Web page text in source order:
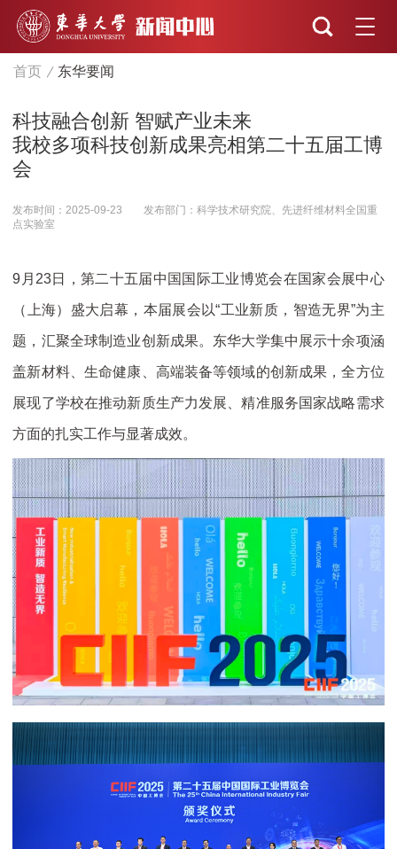
首页 东华要闻
科技融合创新 智赋产业未来
我校多项科技创新成果亮相第二十五届工博
会
发布时间：2025-09-23
发布部门：科学技术研究院、先进纤维材料全国重
点实验室
9月23日，第二十五届中国国际工业博览会在国家会展中心
（上海）盛大启幕，本届展会以“工业新质，智造无界”为主
题，汇聚全球制造业创新成果。东华大学集中展示十余项涵
盖新材料、生命健康、高端装备等领域的创新成果，全方位
展现了学校在推动新质生产力发展、精准服务国家战略需求
方面的扎实工作与显著成效。